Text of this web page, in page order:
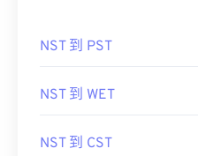
NST 到 PST
NST 到 WET
NST 到 CST